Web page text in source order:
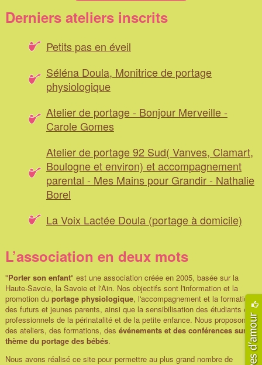
Derniers ateliers inscrits
Petits pas en éveil
Séléna Doula, Monitrice de portage
physiologique
Atelier de portage - Bonjour Merveille -
Carole Gomes
Atelier de portage 92 Sud( Vanves, Clamart,
Boulogne et environ) et accompagnement
parental - Mes Mains pour Grandir - Nathalie
Borel
La Voix Lactée Doula (portage à domicile)
L’association en deux mots
"Porter son enfant" est une association créée en 2005, basée sur la
Haute-Savoie, la Savoie et l'Ain. Nos objectifs sont l'information et la
promotion du portage physiologique, l'accompagnement et la formation
des futurs et jeunes parents, ainsi que la sensibilisation des étudiants et
professionnels de la périnatalité et de la petite enfance. Nous proposons
des ateliers, des formations, des événements et des conférences sur le
thème du portage des bébés.
Nous avons réalisé ce site pour permettre au plus grand nombre de